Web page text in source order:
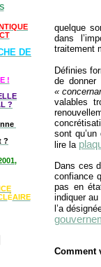
DE
!
?
?
ÉAIRE
quelque
dans
traitement
Définies
de
«
valables
sont
lire la
Dans ces
confiance
pas en
indiquer
l’a
Comment